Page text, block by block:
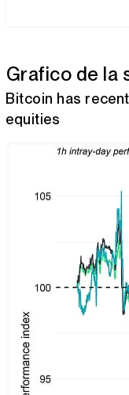
Grafico de la
Bitcoin has
equities